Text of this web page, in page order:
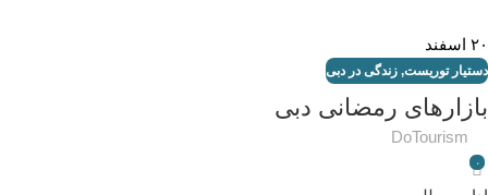
۲۰ اسفند
دستیار توریست, زندگی در دبی
بازارهای رمضانی دبی
DoTourism
۰